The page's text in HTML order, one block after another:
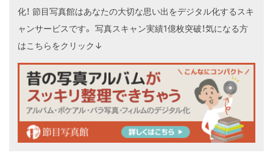
化！ 節目写真館はあなたの大切な思い出をデジタル化するスキ
ャンサービスです。 写真スキャン実績1億枚突破！気になる方
はこちらをクリック↓